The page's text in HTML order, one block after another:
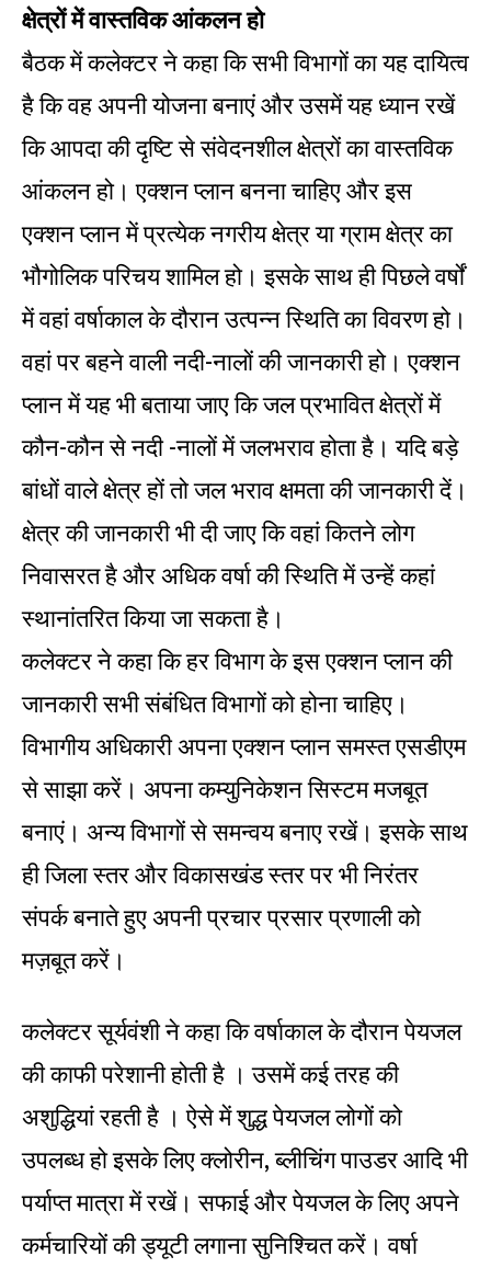
क्षेत्रों में वास्तविक आंकलन हो
बैठक में कलेक्टर ने कहा कि सभी विभागों का यह दायित्व
है कि वह अपनी योजना बनाएं और उसमें यह ध्यान रखें
कि आपदा की दृष्टि से संवेदनशील क्षेत्रों का वास्तविक
आंकलन हो। एक्शन प्लान बनना चाहिए और इस
एक्शन प्लान में प्रत्येक नगरीय क्षेत्र या ग्राम क्षेत्र का
भौगोलिक परिचय शामिल हो। इसके साथ ही पिछले वर्षों
में वहां वर्षाकाल के दौरान उत्पन्न स्थिति का विवरण हो।
वहां पर बहने वाली नदी-नालों की जानकारी हो। एक्शन
प्लान में यह भी बताया जाए कि जल प्रभावित क्षेत्रों में
कौन-कौन से नदी -नालों में जलभराव होता है। यदि बड़े
बांधों वाले क्षेत्र हों तो जल भराव क्षमता की जानकारी दें।
क्षेत्र की जानकारी भी दी जाए कि वहां कितने लोग
निवासरत है और अधिक वर्षा की स्थिति में उन्हें कहां
स्थानांतरित किया जा सकता है।
कलेक्टर ने कहा कि हर विभाग के इस एक्शन प्लान की
जानकारी सभी संबंधित विभागों को होना चाहिए।
विभागीय अधिकारी अपना एक्शन प्लान समस्त एसडीएम
से साझा करें। अपना कम्युनिकेशन सिस्टम मजबूत
बनाएं। अन्य विभागों से समन्वय बनाए रखें। इसके साथ
ही जिला स्तर और विकासखंड स्तर पर भी निरंतर
संपर्क बनाते हुए अपनी प्रचार प्रसार प्रणाली को
मज़बूत करें।
कलेक्टर सूर्यवंशी ने कहा कि वर्षाकाल के दौरान पेयजल
की काफी परेशानी होती है । उसमें कई तरह की
अशुद्धियां रहती है । ऐसे में शुद्ध पेयजल लोगों को
उपलब्ध हो इसके लिए क्लोरीन, ब्लीचिंग पाउडर आदि भी
पर्याप्त मात्रा में रखें। सफाई और पेयजल के लिए अपने
कर्मचारियों की ड्यूटी लगाना सुनिश्चित करें। वर्षा